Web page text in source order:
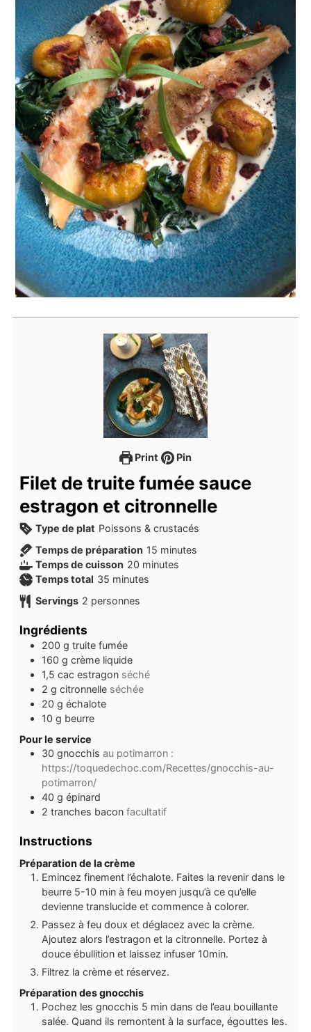
Print Pin
Filet de truite fumée sauce
estragon et citronnelle
Type de plat Poissons & crustacés
Temps de préparation 15 minutes
minutes
Temps de cuisson 20 minutes
minutes
Temps total 35 minutes
minutes
Servings 2 personnes
Ingrédients
200 g truite fumée
160 g crème liquide
1,5 cac estragon séché
2 g citronnelle séchée
20 g échalote
10 g beurre
Pour le service
30 gnocchis au potimarron :
https://toquedechoc.com/Recettes/gnocchis-au-
potimarron/
40 g épinard
2 tranches bacon facultatif
Instructions
Préparation de la crème
Emincez finement l’échalote. Faites la revenir dans le
beurre 5-10 min à feu moyen jusqu’à ce qu’elle
devienne translucide et commence à colorer.
Passez à feu doux et déglacez avec la crème.
Ajoutez alors l’estragon et la citronnelle. Portez à
douce ébullition et laissez infuser 10min.
Filtrez la crème et réservez.
Préparation des gnocchis
Pochez les gnocchis 5 min dans de l’eau bouillante
salée. Quand ils remontent à la surface, égouttes les.